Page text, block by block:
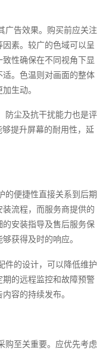
广告效果。购买前应关注
素。较广的色域可以呈
性确保在不同视角下显
。色温则对画面的整体
生动。
防尘及抗干扰能力也是评
提升屏幕的耐用性，延
的便捷性直接关系到后期
流程，而服务商提供的
安装指导及售后服务保
获得及时的响应。
件的设计，可以降低维护
的远程监控和故障预警
容的持续发布。
购至关重要。应优先考虑